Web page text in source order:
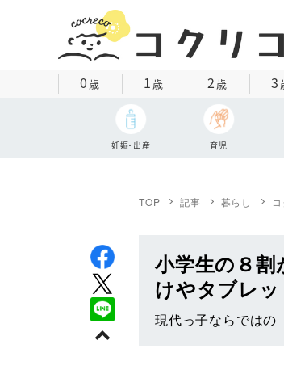
0歳 1歳 2歳 3
妊娠・出産 育児
TOP 記事 暮らし
小学生の８
けやタブレ
現代っ子ならではの